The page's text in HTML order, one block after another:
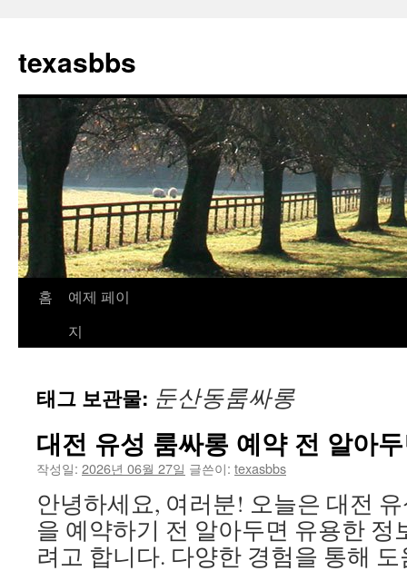
츠
로
뛰
기
texasbbs
홈
예제 페이
지
태그 보관물: 둔산동룸싸롱
대전 유성 룸싸롱 예약 전 알아
작성일: 2026년 06월 27일 글쓴이: texasbbs
안녕하세요, 여러분! 오늘은 대전
을 예약하기 전 알아두면 유용한 정
려고 합니다. 다양한 경험을 통해